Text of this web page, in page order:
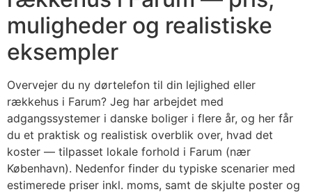
muligheder og realistiske
eksempler
Overvejer du ny dørtelefon til din lejlighed eller
rækkehus i Farum? Jeg har arbejdet med
adgangssystemer i danske boliger i flere år, og her får
du et praktisk og realistisk overblik over, hvad det
koster — tilpasset lokale forhold i Farum (nær
København). Nedenfor finder du typiske scenarier med
estimerede priser inkl. moms, samt de skjulte poster og